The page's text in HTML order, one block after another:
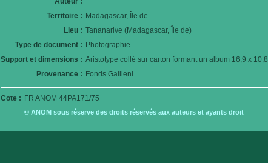
Territoire : Madagascar, Île de
Lieu : Tananarive (Madagascar, Île de)
Type de document : Photographie
Support et dimensions : Aristotype collé sur carton formant un album 16,9 x 10,8
Provenance : Fonds Gallieni
Cote : FR ANOM 44PA171/75
© ANOM sous réserve des droits réservés aux auteurs et ayants droit